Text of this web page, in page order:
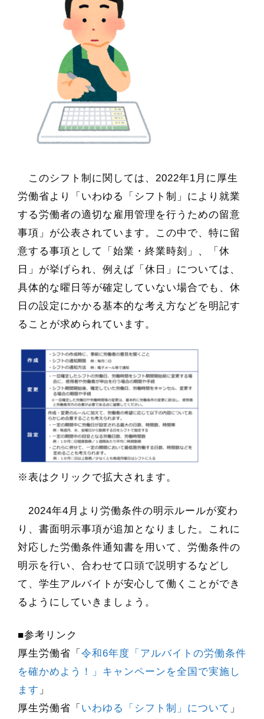
このシフト制に関しては、2022年1月に厚生
労働省より「いわゆる「シフト制」により就業
する労働者の適切な雇用管理を行うための留意
事項」が公表されています。この中で、特に留
意する事項として「始業・終業時刻」、「休
日」が挙げられ、例えば「休日」については、
具体的な曜日等が確定していない場合でも、休
日の設定にかかる基本的な考え方などを明記す
ることが求められています。
※表はクリックで拡大されます。
2024年4月より労働条件の明示ルールが変わ
り、書面明示事項が追加となりました。これに
対応した労働条件通知書を用いて、労働条件の
明示を行い、合わせて口頭で説明するなどし
て、学生アルバイトが安心して働くことができ
るようにしていきましょう。
■参考リンク
厚生労働省「 令和6年度「アルバイトの労働条件
を確かめよう！」キャンペーンを全国で実施し
ます 」
厚生労働省「 いわゆる「シフト制」について 」